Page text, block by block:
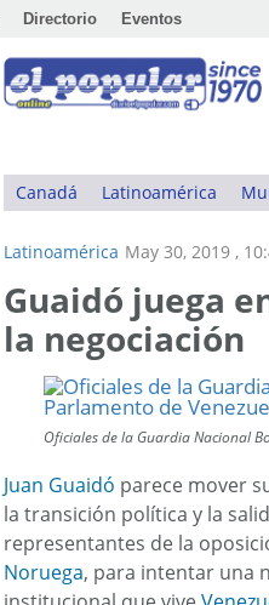
Directorio Eventos
Canadá Latinoamérica
Latinoamérica May 30, 2019 ,
Guaidó juega
la negociación
Oficiales de la Guardia Nacional
Juan Guaidó parece mover
la transición política y la
representantes de la
Noruega, para intentar una